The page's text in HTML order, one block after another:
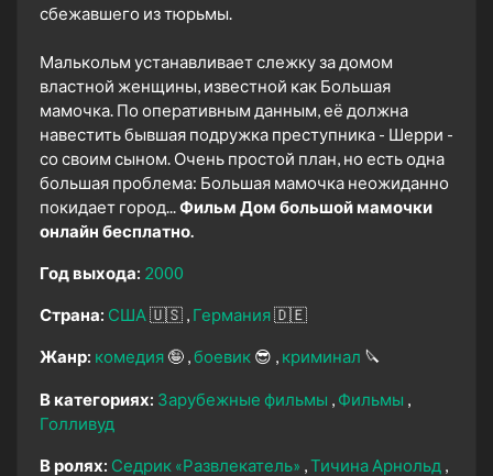
сбежавшего из тюрьмы.
Малькольм устанавливает слежку за домом
властной женщины, известной как Большая
мамочка. По оперативным данным, её должна
навестить бывшая подружка преступника - Шерри -
со своим сыном. Очень простой план, но есть одна
большая проблема: Большая мамочка неожиданно
покидает город...Фильм Дом большой мамочки
онлайн бесплатно.
Год выхода: 2000
Страна: США🇺🇸 Германия🇩🇪
Жанр: комедия 🤪 боевик 😎 криминал 🔪
В категориях: Зарубежные фильмы
Фильмы
Голливуд
В ролях: Седрик «Развлекатель» Тичина Арнольд